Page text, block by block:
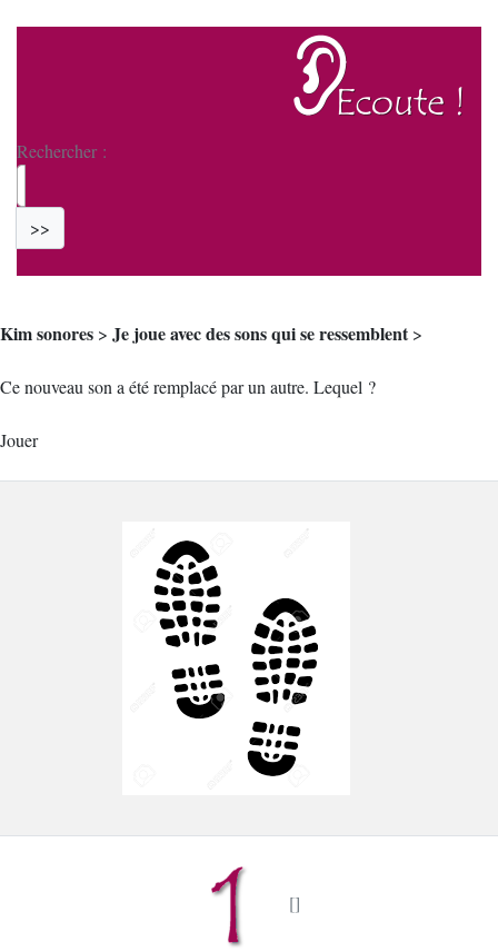
Rechercher :
>>
Kim sonores > Je joue avec des sons qui se ressemblent >
Ce nouveau son a été remplacé par un autre. Lequel ?
Jouer